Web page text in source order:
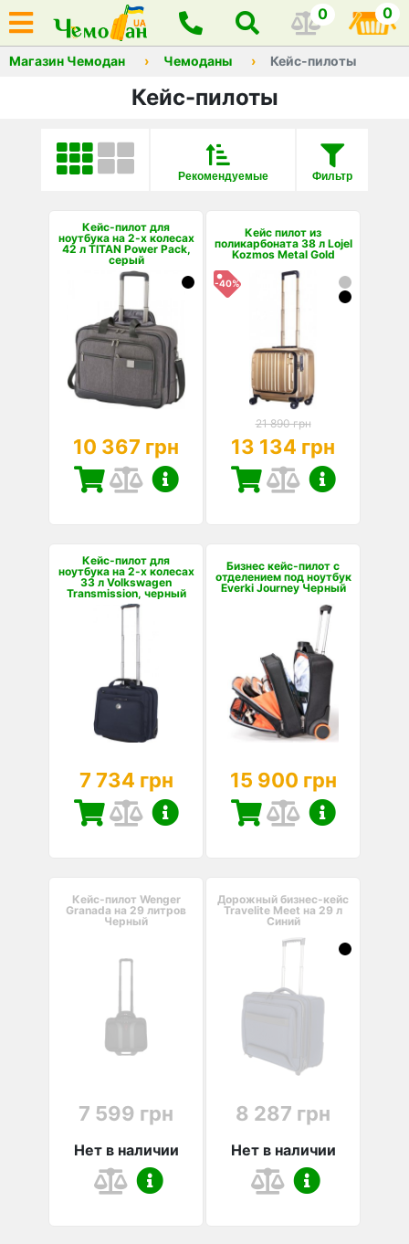
0 0
Магазин Чемодан Чемоданы Кейс-пилоты
Кейс-пилоты
Фильтр
Рекомендуемые
Кейс-пилот для
ноутбука на 2-х колесах
42 л TITAN Power Pack,
серый
10 367 грн
Кейс пилот из
поликарбоната 38 л Lojel
Kozmos Metal Gold
-40%
21 890 грн
13 134 грн
Кейс-пилот для
ноутбука на 2-х колесах
33 л Volkswagen
Transmission, черный
7 734 грн
Бизнес кейс-пилот с
отделением под ноутбук
Everki Journey Черный
15 900 грн
Кейс-пилот Wenger
Granada на 29 литров
Черный
7 599 грн
Нет в наличии
Дорожный бизнес-кейс
Travelite Meet на 29 л
Синий
8 287 грн
Нет в наличии